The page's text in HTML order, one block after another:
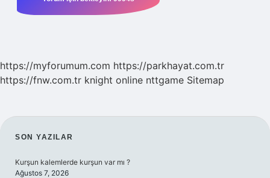
https://myforumum.com https://parkhayat.com.tr
https://fnw.com.tr knight online nttgame Sitemap
SIDEBAR
SON YAZILAR
Kurşun kalemlerde kurşun var mı ?
Ağustos 7, 2026